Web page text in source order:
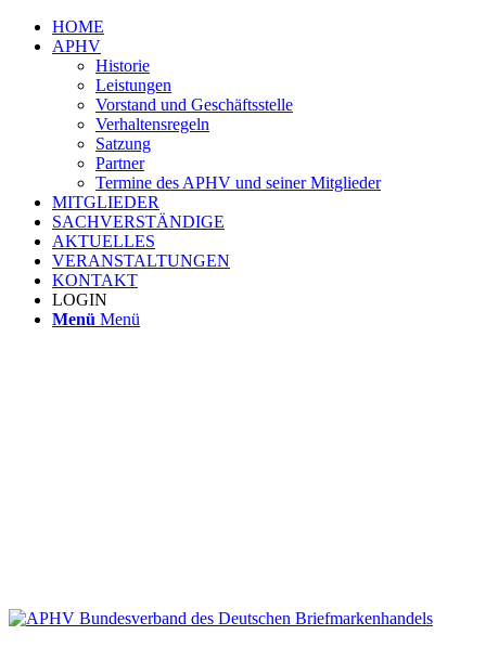
HOME
APHV
Historie
Leistungen
Vorstand und Geschäftsstelle
Verhaltensregeln
Satzung
Partner
Termine des APHV und seiner Mitglieder
MITGLIEDER
SACHVERSTÄNDIGE
AKTUELLES
VERANSTALTUNGEN
KONTAKT
LOGIN
Menü Menü